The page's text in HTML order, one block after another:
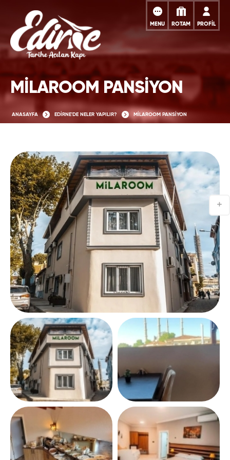
MENU ROTAM PROFİL
+
MİLAROOM PANSİYON
ANASAYFA EDİRNE'DE NELER YAPILIR? MİLAROOM PANSİYON